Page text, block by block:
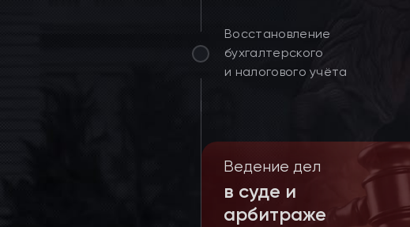
Восстановление
бухгалтерского
и налогового учёта
Ведение дел
в суде и
арбитраже